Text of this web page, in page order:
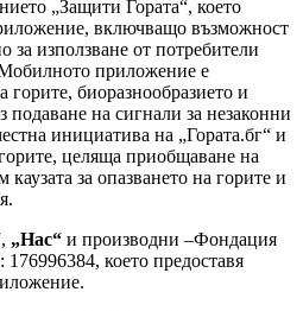
„Защити Гората“, което
включващо възможност
за използване от потребители
приложение е
горите, биоразнообразието и
подаване на сигнали за незаконни
инициатива на „Гората.бг“ и
целяща приобщаване на
за опазването на горите и
, „Нас“ и производни –Фондация
което предоставя